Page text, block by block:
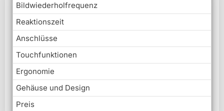
Bildwiederholfrequenz
Reaktionszeit
Anschlüsse
Touchfunktionen
Ergonomie
Gehäuse und Design
Preis